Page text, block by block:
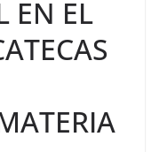
EN EL